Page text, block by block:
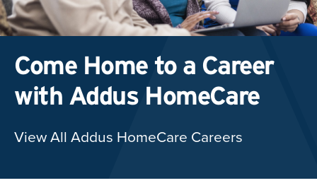
Come Home to a Career
with Addus HomeCare
View All Addus HomeCare Careers